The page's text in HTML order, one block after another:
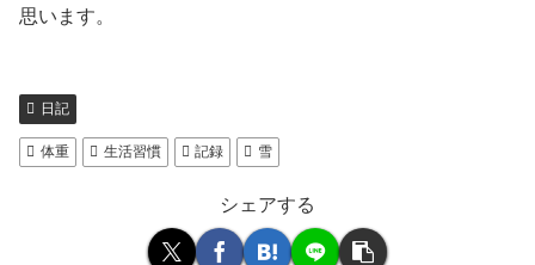
思います。
日記
体重 生活習慣 記録 雪
シェアする